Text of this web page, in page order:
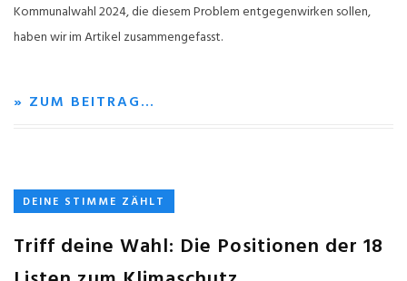
Kommunalwahl 2024, die diesem Problem entgegenwirken sollen,
haben wir im Artikel zusammengefasst.
» ZUM BEITRAG…
DEINE STIMME ZÄHLT
Triff deine Wahl: Die Positionen der 18